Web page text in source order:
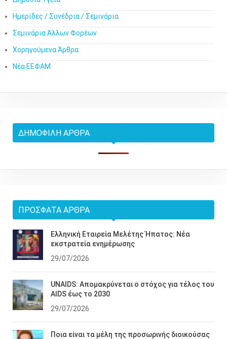
Ημερίδες / Συνέδρια / Σεμινάρια
Σεμινάρια Άλλων Φορέων
Χορηγούμενα Άρθρα
Νέα ΕΕΦΑΜ
ΔΗΜΟΦΙΛΉ ΆΡΘΡΑ
ΠΡΌΣΦΑΤΑ ΆΡΘΡΑ
Ελληνική Εταιρεία Μελέτης Ήπατος: Νέα
εκστρατεία ενημέρωσης
29/07/2026
UNAIDS: Απομακρύνεται ο στόχος για τέλος του
AIDS έως το 2030
29/07/2026
Ποια είναι τα μέλη της προσωρινής διοικούσας